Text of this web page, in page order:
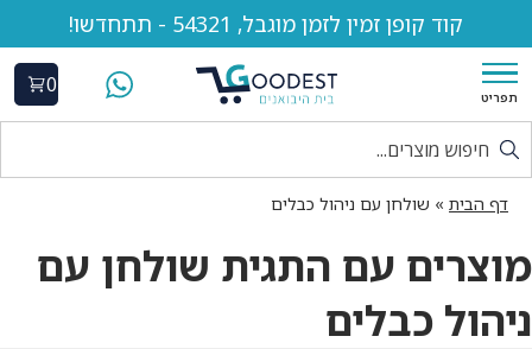
קוד קופן זמין לזמן מוגבל, 54321 - תתחדשו!
תפריט
0
דף הבית » שולחן עם ניהול כבלים
מוצרים עם התגית שולחן עם
ניהול כבלים